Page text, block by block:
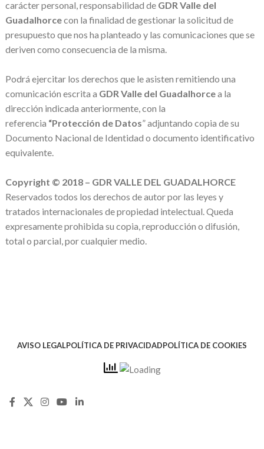
carácter personal, responsabilidad de GDR Valle del
Guadalhorcecon la finalidad de gestionar la solicitud de
presupuesto que nos ha planteado y las comunicaciones que se
deriven como consecuencia de la misma.
Podrá ejercitar los derechos que le asisten remitiendo una
comunicación escrita a GDR Valle del Guadalhorcea la
dirección indicada anteriormente, con la
referencia “Protección de Datos” adjuntando copia de su
Documento Nacional de Identidad o documento identificativo
equivalente.
Copyright © 2018 – GDR VALLE DEL GUADALHORCE
Reservados todos los derechos de autor por las leyes y
tratados internacionales de propiedad intelectual. Queda
expresamente prohibida su copia, reproducción o difusión,
total o parcial, por cualquier medio.
AVISO LEGALPOLÍTICA DE PRIVACIDADPOLÍTICA DE COOKIES